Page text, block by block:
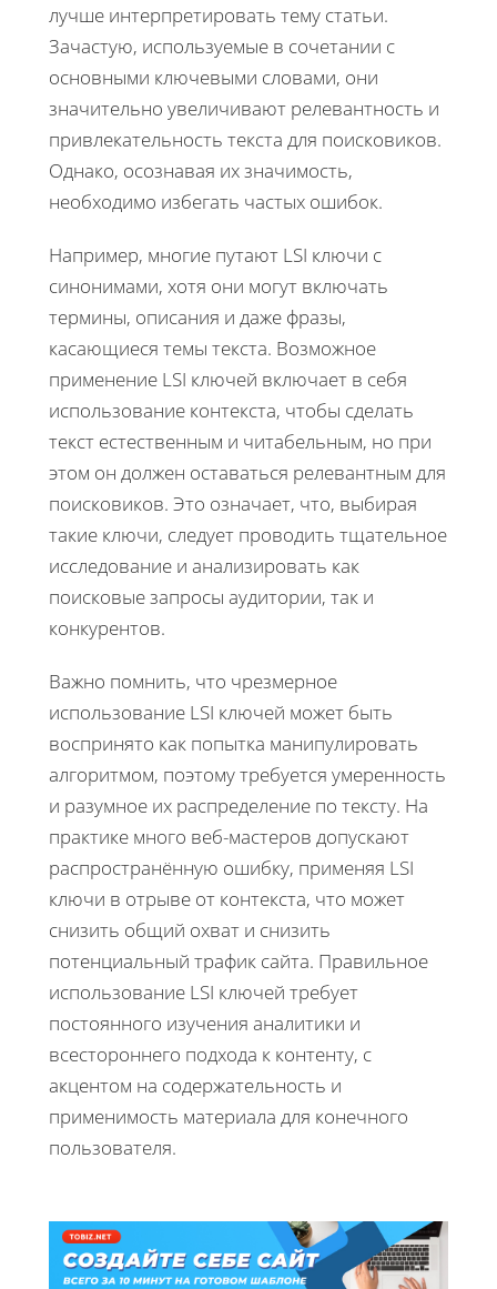
лучше интерпретировать тему статьи.
Зачастую, используемые в сочетании с
основными ключевыми словами, они
значительно увеличивают релевантность и
привлекательность текста для поисковиков.
Однако, осознавая их значимость,
необходимо избегать частых ошибок.
Например, многие путают LSI ключи с
синонимами, хотя они могут включать
термины, описания и даже фразы,
касающиеся темы текста. Возможное
применение LSI ключей включает в себя
использование контекста, чтобы сделать
текст естественным и читабельным, но при
этом он должен оставаться релевантным для
поисковиков. Это означает, что, выбирая
такие ключи, следует проводить тщательное
исследование и анализировать как
поисковые запросы аудитории, так и
конкурентов.
Важно помнить, что чрезмерное
использование LSI ключей может быть
воспринято как попытка манипулировать
алгоритмом, поэтому требуется умеренность
и разумное их распределение по тексту. На
практике много веб-мастеров допускают
распространённую ошибку, применяя LSI
ключи в отрыве от контекста, что может
снизить общий охват и снизить
потенциальный трафик сайта. Правильное
использование LSI ключей требует
постоянного изучения аналитики и
всестороннего подхода к контенту, с
акцентом на содержательность и
применимость материала для конечного
пользователя.